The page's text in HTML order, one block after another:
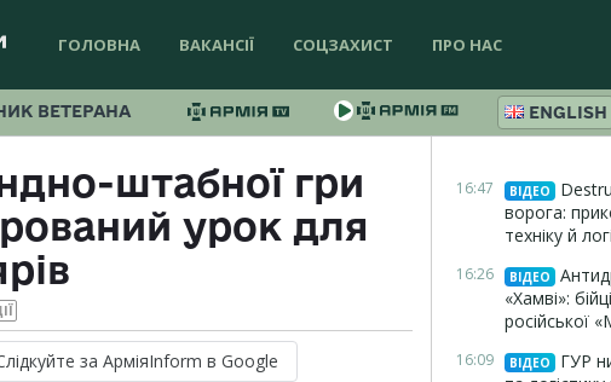
ГОЛОВНА ВАКАНСІЇ СОЦЗАХИСТ ПРО НАС
ВЕТЕРАНА ENGLISH
штабної гри
урок для
за АрміяInform в Google
16:47 ВІДЕО
ворога:
техніку й
16:26 ВІДЕО
«Хамві»:
російської
16:09 ВІДЕО
ГУР